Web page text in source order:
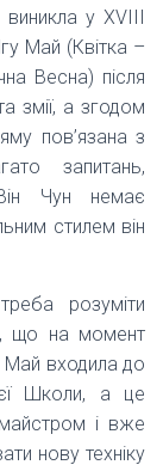
виникла у XVIII
Май (Квітка –
Весна) після
змії, а згодом
пов’язана з
запитань,
Чун немає
стилем він
розуміти
що на момент
Май входила до
Школи, а це
і вже
нову техніку